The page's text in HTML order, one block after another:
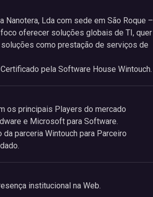
Nanotera, Lda com sede em São Roque –
oferecer soluções globais de TI, quer
como prestação de serviços de
pela Software House Wintouch.
os principais Players do mercado
e Microsoft para Software.
parceria Wintouch para Parceiro
institucional na Web.